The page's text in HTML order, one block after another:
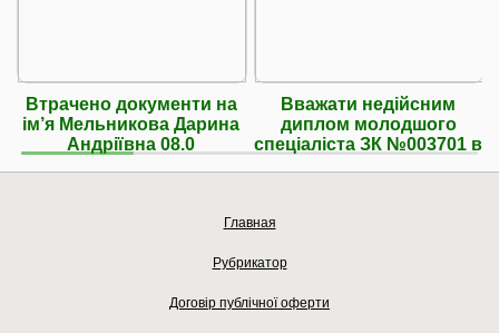
Втрачено документи на
ім’я Мельникова Дарина
Андріївна 08.0
Вважати недійсним
диплом молодшого
спеціаліста ЗК №003701 в
Главная
Рубрикатор
Договір публічної оферти